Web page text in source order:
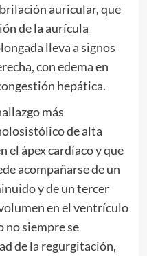
auricular, que
de la aurícula
lleva a signos
con edema en
hepática.
más
de alta
el ápex cardíaco y que
acompañarse de un
y de un tercer
en el ventrículo
no siempre se
de la regurgitación,